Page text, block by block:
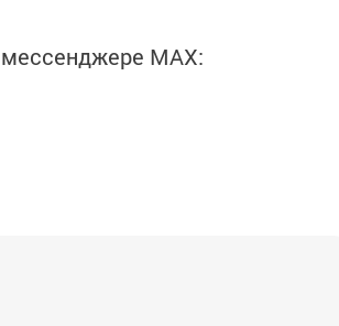
мессенджере MАХ: